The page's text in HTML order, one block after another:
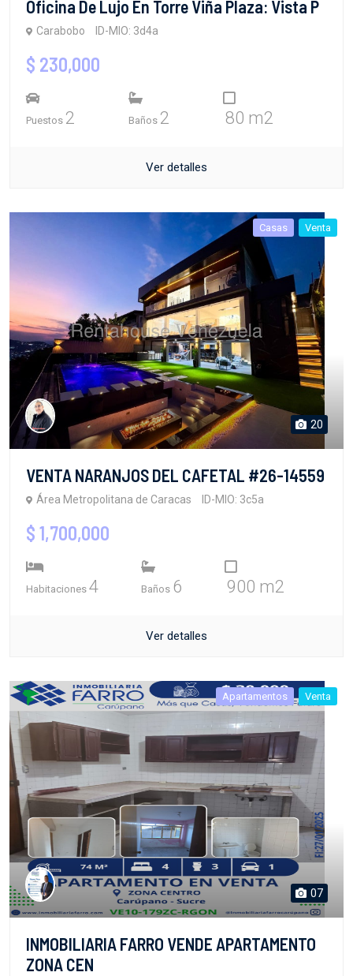
Oficina De Lujo En Torre Viña Plaza: Vista P
Carabobo ID-MIO: 3d4a
$ 230,000
Puestos 2 Baños 2 80 m2
Ver detalles
Casas Venta
20
VENTA NARANJOS DEL CAFETAL #26-14559
Área Metropolitana de Caracas ID-MIO: 3c5a
$ 1,700,000
Habitaciones 4 Baños 6 900 m2
Ver detalles
Apartamentos Venta
07
INMOBILIARIA FARRO VENDE APARTAMENTO
ZONA CEN